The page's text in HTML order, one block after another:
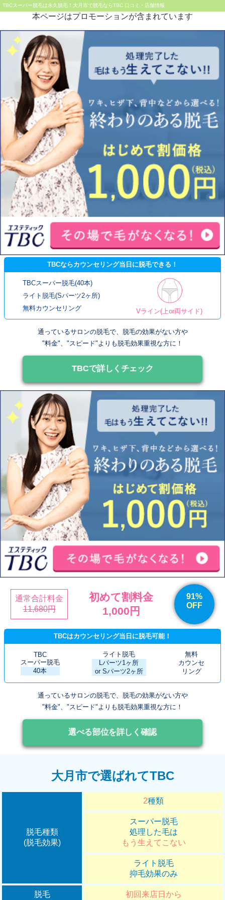
TBCスーパー脱毛は永久脱毛！大月市で脱毛ならTBC 口コミ・店舗情報
本ページはプロモーションが含まれています
TBCならカウンセリング当日に脱毛できる！
TBCスーパー脱毛(40本)
ライト脱毛(Sパーツ2ヶ所)
無料カウンセリング
Vライン(上or両サイド)
通っているサロンの脱毛で、脱毛の効果がない方や
"料金"、"スピード"よりも脱毛効果重視な方に！
TBCで詳しくチェック
通常合計料金
11,680円
初めて割料金
1,000円
91%
OFF
TBCはカウンセリング当日に脱毛可能！
TBC
スーパー脱毛
40本
ライト脱毛
Lパーツ1ヶ所
or Sパーツ2ヶ所
無料
カウンセ
リング
通っているサロンの脱毛で、脱毛の効果がない方や
"料金"、"スピード"よりも脱毛効果重視な方に！
選べる部位を詳しく確認
大月市で選ばれてTBC
脱毛種類
(脱毛効果)
2種類
スーパー脱毛
処理した毛は
もう生えてこない
ライト脱毛
抑毛効果のみ
脱毛 初回来店日から